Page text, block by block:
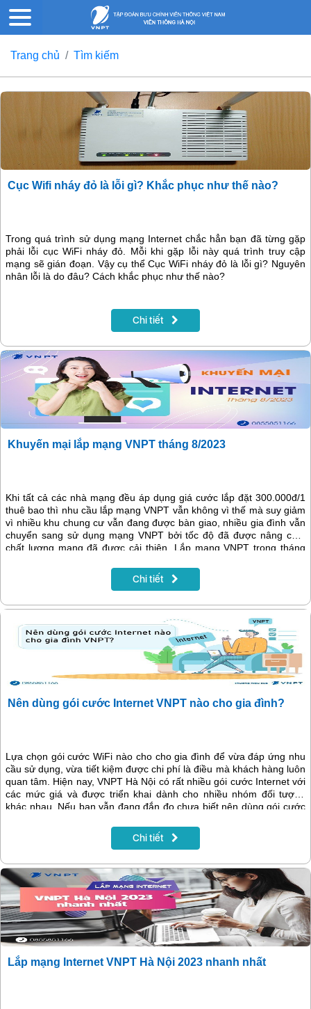
Trang chủ Tìm kiếm
Cục Wifi nháy đỏ là lỗi gì? Khắc phục như thế nào?
Trong quá trình sử dụng mạng Internet chắc hẳn bạn đã từng gặp
phải lỗi cục WiFi nháy đỏ. Mỗi khi gặp lỗi này quá trình truy cập
mạng sẽ gián đoạn. Vậy cụ thể Cục WiFi nháy đỏ là lỗi gì? Nguyên
nhân lỗi là do đâu? Cách khắc phục như thế nào?
Chi tiết
Khuyến mại lắp mạng VNPT tháng 8/2023
Khi tất cả các nhà mạng đều áp dụng giá cước lắp đặt 300.000đ/1
thuê bao thì nhu cầu lắp mạng VNPT vẫn không vì thế mà suy giảm
vì nhiều khu chung cư vẫn đang được bàn giao, nhiều gia đình vẫn
chuyển sang sử dụng mạng VNPT bởi tốc độ đã được nâng cao,
chất lượng mạng đã được cải thiện. Lắp mạng VNPT trong tháng
dẫn khác. Cùng tham khảo và lựa chọn gói cước phù hợp với nhu
cầu sử dụng trong bài viết dưới đây!
Chi tiết
Nên dùng gói cước Internet VNPT nào cho gia đình?
Lựa chọn gói cước WiFi nào cho cho gia đình để vừa đáp ứng nhu
cầu sử dụng, vừa tiết kiệm được chi phí là điều mà khách hàng luôn
quan tâm. Hiện nay, VNPT Hà Nội có rất nhiều gói cước Internet với
các mức giá và được triển khai dành cho nhiều nhóm đối tượng
khác nhau. Nếu bạn vẫn đang đắn đo chưa biết nên dùng gói cước
Chi tiết
Lắp mạng Internet VNPT Hà Nội 2023 nhanh nhất